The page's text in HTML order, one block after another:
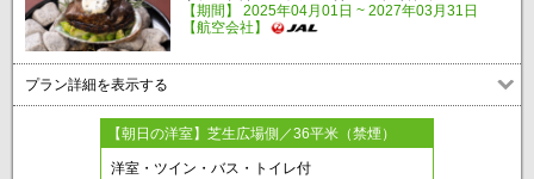
【期間】 2025年04月01日 ~ 2027年03月31日
【航空会社】
プラン詳細を表示する
【朝日の洋室】芝生広場側／36平米（禁煙）
洋室・ツイン・バス・トイレ付